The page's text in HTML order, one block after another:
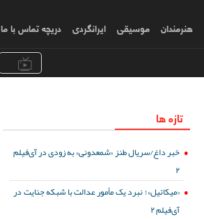
هنرمندان موسیقی ایرانگردی دریچه تماس با ما
تازه ها
خبر داغ/سریال طنز «شمعدونی» به زودی در آی‌فیلم
۲
«میکائیل»؛ نبرد یک مأمور عدالت با شبکه جنایت در
آی‌فیلم ۲